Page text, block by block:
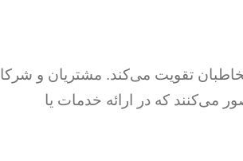
تقویت می‌کند. مشتریان و شرکا
می‌کنند که در ارائه خدمات یا